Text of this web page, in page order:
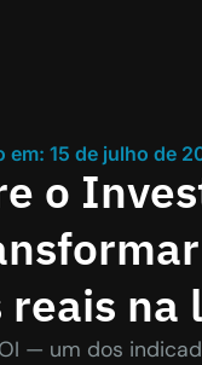
em: 15 de julho de
o
na
— um dos